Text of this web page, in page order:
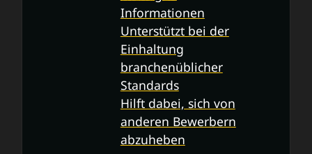
Informationen
Unterstützt bei der
Einhaltung
branchenüblicher
Standards
Hilft dabei, sich von
anderen Bewerbern
abzuheben